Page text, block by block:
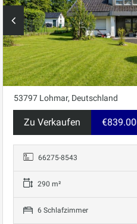
53797 Lohmar, Deutschland
Zu Verkaufen
66275-8543
290 m²
6 Schlafzimmer